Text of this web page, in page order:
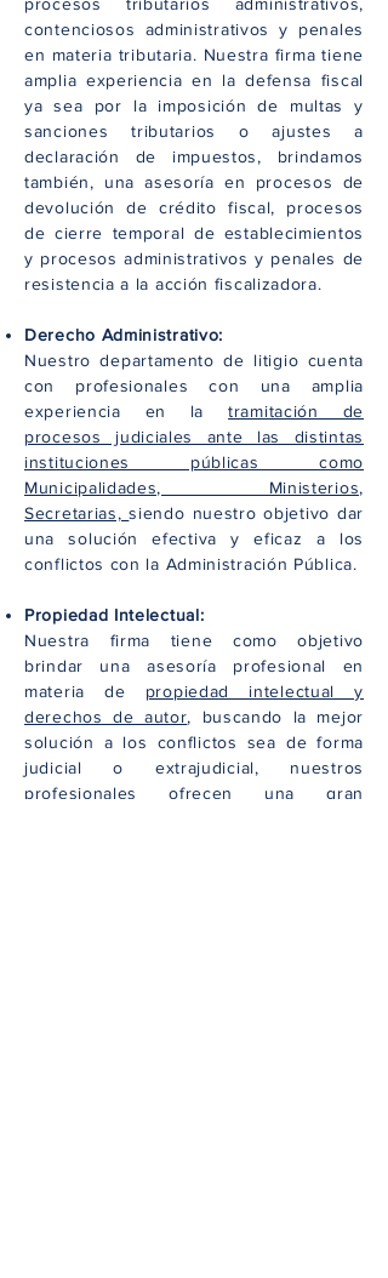
contenciosos administrativos y penales
en materia tributaria. Nuestra firma tiene
amplia experiencia en la defensa fiscal
ya sea por la imposición de multas y
sanciones tributarios o ajustes a
declaración de impuestos, brindamos
también, una asesoría en procesos de
devolución de crédito fiscal, procesos
de cierre temporal de establecimientos
y procesos administrativos y penales de
resistencia a la acción fiscalizadora.
Derecho Administrativo:
Nuestro departamento de litigio cuenta
con profesionales con una amplia
experiencia en latramitación de
procesos judiciales ante las distintas
instituciones públicas como
Municipalidades, Ministerios,
Secretarias,siendo nuestro objetivo dar
una solución efectiva y eficaz a los
conflictos con la Administración Pública.
Propiedad Intelectual:
Nuestra firma tiene como objetivo
brindar una asesoría profesional en
materia de propiedad intelectual y
derechos de autor, buscando la mejor
solución a los conflictos sea de forma
judicial o extrajudicial, nuestros
profesionales ofrecen una gran